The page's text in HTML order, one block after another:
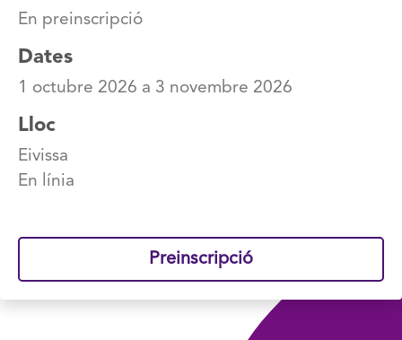
En preinscripció
Dates
1 octubre 2026 a 3 novembre 2026
Lloc
Eivissa
En línia
Preinscripció